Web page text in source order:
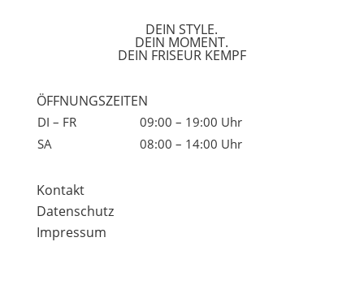
DEIN STYLE.
DEIN MOMENT.
DEIN FRISEUR KEMPF
ÖFFNUNGSZEITEN
DI – FR
09:00 – 19:00 Uhr
SA
08:00 – 14:00 Uhr
Kontakt
Datenschutz
Impressum